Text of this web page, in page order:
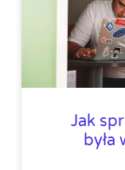
Jak
była